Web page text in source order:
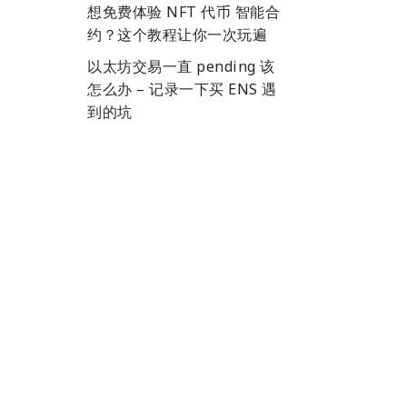
想免费体验 NFT 代币 智能合
约？这个教程让你一次玩遍
以太坊交易一直 pending 该
怎么办 – 记录一下买 ENS 遇
到的坑